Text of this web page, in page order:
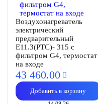
Воздухонагреватель
электрический
предварительный
E11.3(PTC)- 315 с
фильтром G4, термостат
на входе
43 460.00
Добавить в корзину